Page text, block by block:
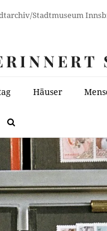
Stadtmuseum
Häuser